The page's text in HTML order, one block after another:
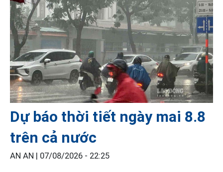
Dự báo thời tiết ngày mai 8.8
trên cả nước
AN AN | 07/08/2026 - 22:25